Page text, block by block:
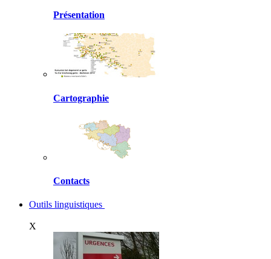
Présentation
Cartographie
Contacts
Outils linguistiques
X